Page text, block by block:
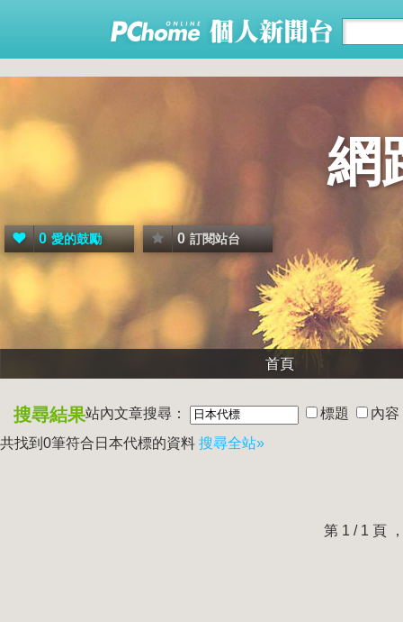
網
0 愛的鼓勵 0 訂閱站台
首頁
搜尋結果站內文章搜尋： 標題
內容
共找到0筆符合 日本代標的資料 搜尋全站»
第 1 / 1